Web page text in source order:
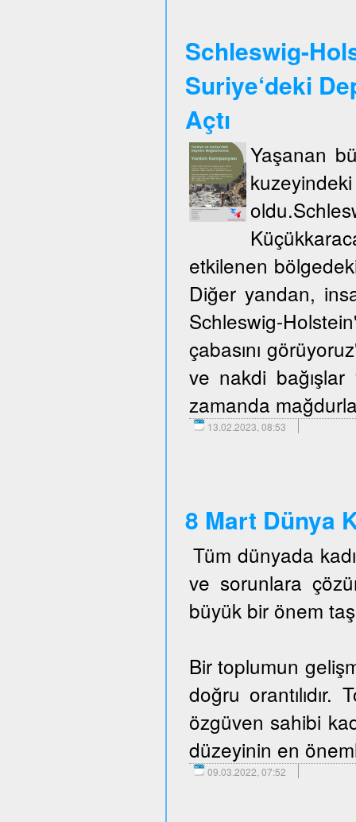
Schleswig-
Suriye‘deki
Açtı
Yaşanan
etkilenen
Diğer yandan,
Schleswig-
çabasını
ve nakdi bağışlar
zamanda
13.02.2023, 08:53
8 Mart Dünya
Tüm dünyada
ve sorunlara
büyük bir önem
Bir toplumun
doğru
özgüven sahibi
düzeyinin en
09.03.2022, 07:52